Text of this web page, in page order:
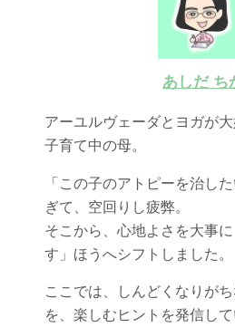
あしだ ち
アーユルヴェーダとヨガが
子育て中の母。
「この子のアトピーを治し
ぎて、空回りし疲弊。
そこから、心地よさを大事
す」ほうへシフトしました。
ここでは、しんどくなりが
を、楽しむヒントを発信して